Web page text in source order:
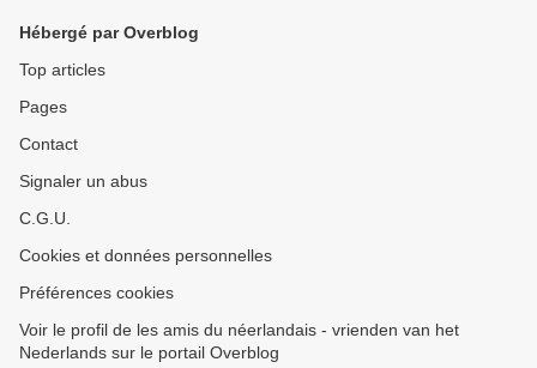
Hébergé par Overblog
Top articles
Pages
Contact
Signaler un abus
C.G.U.
Cookies et données personnelles
Préférences cookies
Voir le profil de les amis du néerlandais - vrienden van het
Nederlands sur le portail Overblog